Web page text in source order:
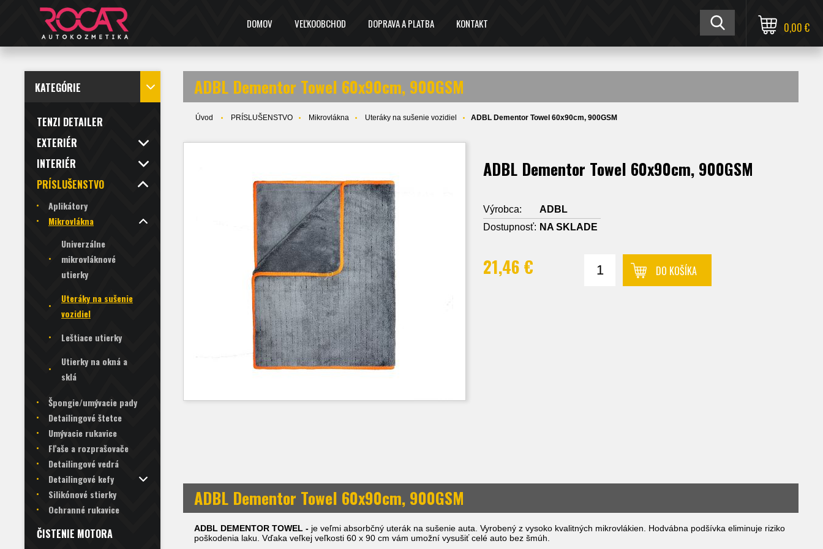
DOMOV VEĽKOOBCHOD DOPRAVA A PLATBA KONTAKT 0,00 €
KATEGÓRIE
TENZI DETAILER
EXTERIÉR
INTERIÉR
PRÍSLUŠENSTVO
Aplikátory
Mikrovlákna
Univerzálne
mikrovláknové
utierky
Uteráky na sušenie
vozidiel
Leštiace utierky
Utierky na okná a
sklá
Špongie/umývacie pady
Detailingové štetce
Umývacie rukavice
Fľaše a rozprašovače
Detailingové vedrá
Detailingové kefy
Silikónové stierky
Ochranné rukavice
ČISTENIE MOTORA
ADBL Dementor Towel 60x90cm, 900GSM
Úvod PRÍSLUŠENSTVO Mikrovlákna Uteráky na sušenie vozidiel ADBL Dementor Towel 60x90cm, 900GSM
ADBL Dementor Towel 60x90cm, 900GSM
Výrobca:
ADBL
Dostupnosť: NA SKLADE
21,46 € DO KOŠÍKA
ADBL Dementor Towel 60x90cm, 900GSM
ADBL DEMENTOR TOWEL - je veľmi absorbčný uterák na sušenie auta. Vyrobený z vysoko kvalitných mikrovlákien. Hodvábna podšívka eliminuje riziko
poškodenia laku. Vďaka veľkej veľkosti 60 x 90 cm vám umožní vysušiť celé auto bez šmúh.